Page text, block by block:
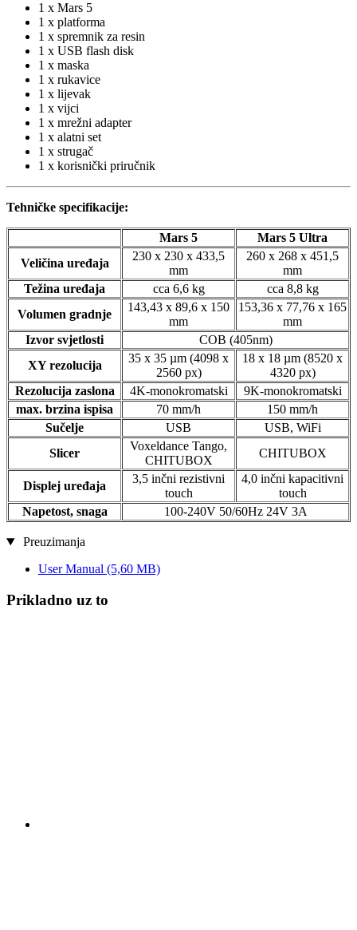
1 x Mars 5
1 x platforma
1 x spremnik za resin
1 x USB flash disk
1 x maska
1 x rukavice
1 x lijevak
1 x vijci
1 x mrežni adapter
1 x alatni set
1 x strugač
1 x korisnički priručnik
Tehničke specifikacije:
Mars 5
Mars 5 Ultra
Veličina uređaja
230 x 230 x 433,5
mm
260 x 268 x 451,5
mm
Težina uređaja
cca 6,6 kg
cca 8,8 kg
Volumen gradnje
143,43 x 89,6 x 150
mm
153,36 x 77,76 x 165
mm
Izvor svjetlosti
COB (405nm)
XY rezolucija
35 x 35 µm (4098 x
2560 px)
18 x 18 µm (8520 x
4320 px)
Rezolucija zaslona
4K-monokromatski
9K-monokromatski
max. brzina ispisa
70 mm/h
150 mm/h
Sučelje
USB
USB, WiFi
Slicer
Voxeldance Tango,
CHITUBOX
CHITUBOX
Displej uređaja
3,5 inčni rezistivni
touch
4,0 inčni kapacitivni
touch
Napetost, snaga
100-240V 50/60Hz 24V 3A
Preuzimanja
User Manual (5,60 MB)
Prikladno uz to